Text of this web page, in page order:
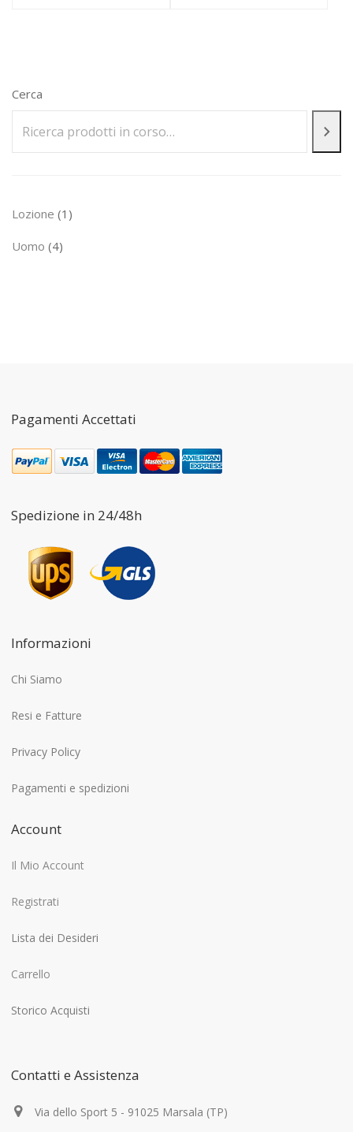
Cerca
Lozione 1 1
Uomo 44
Pagamenti Accettati
Spedizione in 24/48h
Informazioni
Chi Siamo
Resi e Fatture
Privacy Policy
Pagamenti e spedizioni
Account
Il Mio Account
Registrati
Lista dei Desideri
Carrello
Storico Acquisti
Contatti e Assistenza
Via dello Sport 5 - 91025 Marsala (TP)